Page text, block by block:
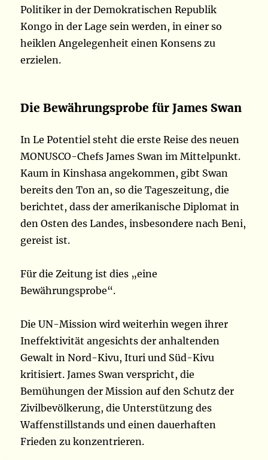
Politiker in der Demokratischen Republik
Kongo in der Lage sein werden, in einer so
heiklen Angelegenheit einen Konsens zu
erzielen.
Die Bewährungsprobe für James Swan
In Le Potentiel steht die erste Reise des neuen
MONUSCO-Chefs James Swan im Mittelpunkt.
Kaum in Kinshasa angekommen, gibt Swan
bereits den Ton an, so die Tageszeitung, die
berichtet, dass der amerikanische Diplomat in
den Osten des Landes, insbesondere nach Beni,
gereist ist.
Für die Zeitung ist dies „eine
Bewährungsprobe“.
Die UN-Mission wird weiterhin wegen ihrer
Ineffektivität angesichts der anhaltenden
Gewalt in Nord-Kivu, Ituri und Süd-Kivu
kritisiert. James Swan verspricht, die
Bemühungen der Mission auf den Schutz der
Zivilbevölkerung, die Unterstützung des
Waffenstillstands und einen dauerhaften
Frieden zu konzentrieren.